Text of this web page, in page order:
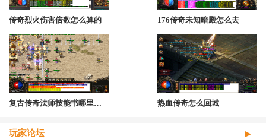
传奇烈火伤害倍数怎么算的 176传奇未知暗殿怎么去
复古传奇法师技能书哪里打开 热血传奇怎么回城
玩家论坛